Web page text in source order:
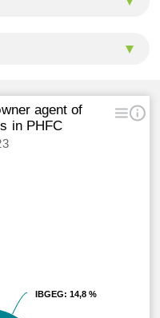
agent of
in PHFC
IBGEG: 14,8 %
IBGEG: 14,8 %